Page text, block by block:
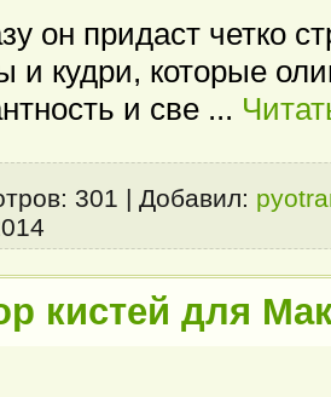
он придаст четко
и кудри, которые
и све ...
301 | Добавил:
кистей для